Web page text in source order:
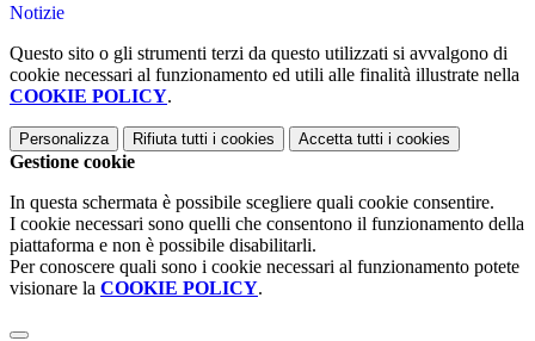
Notizie
Questo sito o gli strumenti terzi da questo utilizzati si avvalgono di
cookie necessari al funzionamento ed utili alle finalità illustrate nella
COOKIE POLICY.
Personalizza Rifiuta tutti i cookies Accetta tutti i cookies
Gestione cookie
In questa schermata è possibile scegliere quali cookie consentire.
I cookie necessari sono quelli che consentono il funzionamento della
piattaforma e non è possibile disabilitarli.
Per conoscere quali sono i cookie necessari al funzionamento potete
visionare la COOKIE POLICY.